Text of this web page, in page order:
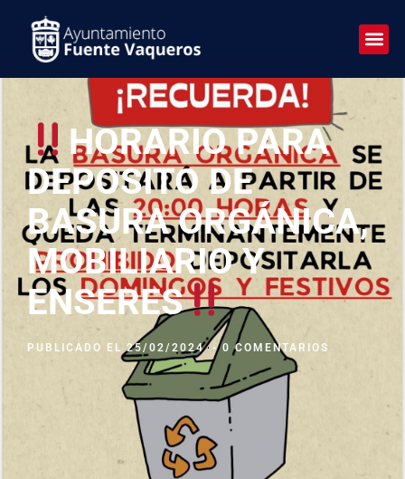
HORARIO PARA
DEPOSITO DE
BASURA ORGÁNICA,
MOBILIARIO Y
ENSERES
PUBLICADO EL 25/02/2024 -0 COMENTARIOS